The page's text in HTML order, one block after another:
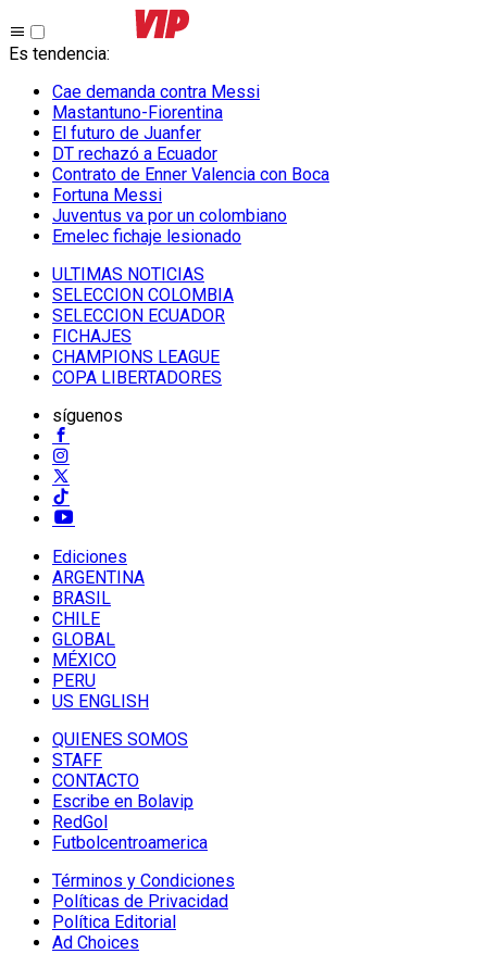
Es tendencia:
Cae demanda contra Messi
Mastantuno-Fiorentina
El futuro de Juanfer
DT rechazó a Ecuador
Contrato de Enner Valencia con Boca
Fortuna Messi
Juventus va por un colombiano
Emelec fichaje lesionado
ULTIMAS NOTICIAS
SELECCION COLOMBIA
SELECCION ECUADOR
FICHAJES
CHAMPIONS LEAGUE
COPA LIBERTADORES
síguenos
Ediciones
ARGENTINA
BRASIL
CHILE
GLOBAL
MÉXICO
PERU
US ENGLISH
QUIENES SOMOS
STAFF
CONTACTO
Escribe en Bolavip
RedGol
Futbolcentroamerica
Términos y Condiciones
Políticas de Privacidad
Política Editorial
Ad Choices